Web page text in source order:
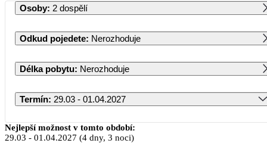
Osoby: 2 dospělí
Odkud pojedete: Nerozhoduje
Délka pobytu: Nerozhoduje
Termín: 29.03 - 01.04.2027
Březen 2027
Nejlepší možnost v tomto období:
29.03 - 01.04.2027 (4 dny, 3 noci)